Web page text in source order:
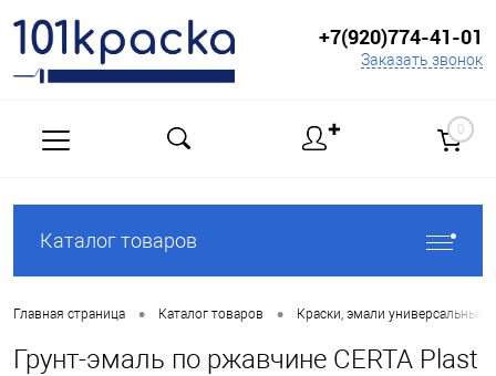
+7(920)774-41-01
Заказать звонок
✚ 0
Каталог товаров
Главная страница • Каталог товаров • Краски, эмали универсальные
Грунт-эмаль по ржавчине CERTA Plast